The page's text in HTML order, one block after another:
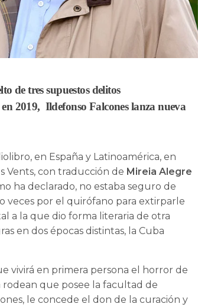
detres supuestos delitos
2019, Ildefonso Falconeslanza nueva
en España y Latinoamérica, en
Vents, con traducción de Mireia Alegre
ha declarado, no estaba seguro de
veces por el quirófano para extirparle
a la que dio forma literaria de otra
en dos épocas distintas, la Cuba
vivirá en primera persona el horror de
que posee la facultad de
le concede el don de la curación y